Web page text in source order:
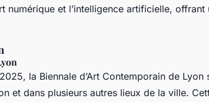
numérique et l’intelligence artificielle, offrant
la Biennale d’Art Contemporain de Lyon
et dans plusieurs autres lieux de la ville.